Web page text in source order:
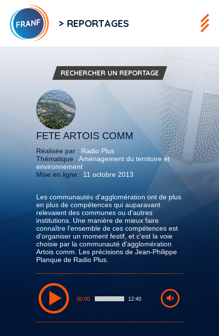
> REPORTAGES
RECHERCHER UN REPORTAGE
FETE ARTOIS COMM
Réalisée par : Radio Plus
Thématique : Aménagement du territoire et
environnement
Mise en ligne : 11 octobre 2013
Les communautés d'agglomération ont de plus
en plus de compétences qui auparavant
relevaient des communes ou d'autres
institutions. Une manière de mieux faire
connaître l'ensemble de ces compétences est
d'organiser un moment festif, et c'est la voie
choisie par la communauté d'agglomération
Artois comm. Les précisions de Jean-Philippe
Planque de Radio Plus.
00:00 12:40